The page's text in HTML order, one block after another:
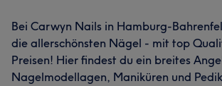
Bei Carwyn Nails in Hamburg-
die allerschönsten Nägel - mit top
Preisen! Hier findest du ein breites
Nagelmodellagen, Maniküren und